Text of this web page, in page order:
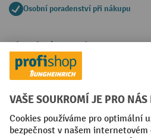
Osobní poradenství při nákupu
Platební metody
Faktura
Sociální sítě